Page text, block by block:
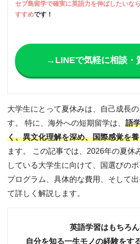
セブ島留学で確実に英語力を伸ばしたいな
すすめです！
→LINEで気軽に相談・
大学生にとって夏休みは、自己成長
す。 特に、海外への短期留学は、 語
く、異文化理解を深め、国際感覚を
ます。 この記事では、2026年の夏休
している大学生に向けて、国選びの
プログラム、具体的な費用、そして
て詳しく解説します。
英語学習はもちろん
自分を知る一生モノの経験をす